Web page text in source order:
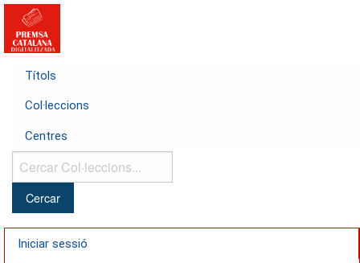
Títols
Col·leccions
Centres
Cercar
Col·leccions...
Iniciar sessió